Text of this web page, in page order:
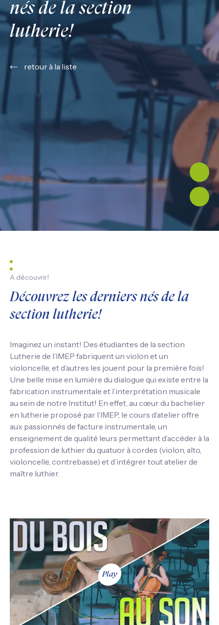
nés de la section
lutherie!
retour à la liste
A découvrir!
Découvrez les derniers nés de la
section lutherie!
Imaginez un instant! Des étudiant·e·s de la section
Lutherie de l’IMEP fabriquent un violon et un
violoncelle, et d’autres les jouent pour la première fois!
Une belle mise en lumière du dialogue qui existe entre la
fabrication instrumentale et l’interprétation musicale
au sein de notre Institut! En effet, au cœur du bachelier
en lutherie proposé par l’IMEP, le cours d’atelier offre
aux passionnés de facture instrumentale, un
enseignement de qualité leurs permettant d’accéder à la
profession de luthier du quatuor à cordes (violon, alto,
violoncelle, contrebasse) et d’intégrer tout atelier de
maître luthier.
Play